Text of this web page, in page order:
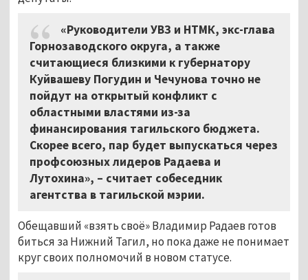
«Руководители УВЗ и НТМК, экс-глава
Горнозаводского округа, а также
считающиеся близкими к губернатору
Куйвашеву Погудин и Чечунова точно не
пойдут на открытый конфликт с
областными властями из-за
финансирования тагильского бюджета.
Скорее всего, пар будет выпускаться через
профсоюзных лидеров Радаева и
Лутохина», – считает собеседник
агентства в тагильской мэрии.
Обещавший «взять своё» Владимир Радаев готов
биться за Нижний Тагил, но пока даже не понимает
круг своих полномочий в новом статусе.